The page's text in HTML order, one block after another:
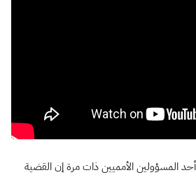
المسؤولين الأمميين ذات مرة إن القضية